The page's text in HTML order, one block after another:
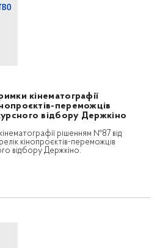
кінематографії
переможців
відбору Держкіно
рішенням №87 від
кінопроєктів-переможців
відбору Держкіно.